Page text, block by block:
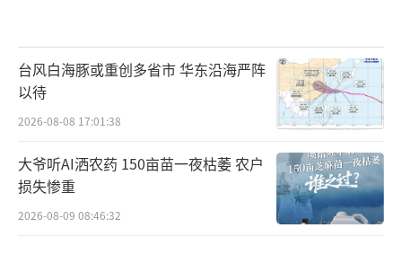
台风白海豚或重创多省市 华东沿海严阵
以待
2026-08-08 17:01:38
大爷听AI洒农药 150亩苗一夜枯萎 农户
损失惨重
2026-08-09 08:46:32